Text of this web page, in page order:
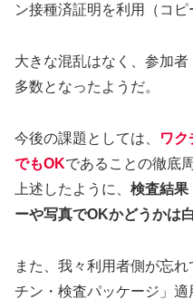
ン接種済証明を利用（コピ
大きな混乱はなく、参加
多数となったようだ。
今後の課題としては、
ワク
でもOKであることの徹底
上述したように、 検査結果
ーや写真でOKかどうかは
また、我々利用者側が忘
チン・検査パッケージ」適